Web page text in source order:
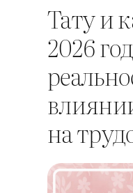
Тату и
2026
на